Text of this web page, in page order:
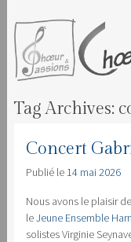
Tag Archives:
Concert
Publié le 14 mai 2026
Nous avons le plaisir
leJeune Ensemble
solistes Virginie